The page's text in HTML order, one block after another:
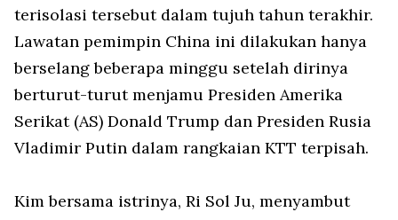
terisolasi tersebut dalam tujuh tahun terakhir.
Lawatan pemimpin China ini dilakukan hanya
berselang beberapa minggu setelah dirinya
berturut-turut menjamu Presiden Amerika
Serikat (AS) Donald Trump dan Presiden Rusia
Vladimir Putin dalam rangkaian KTT terpisah.
Kim bersama istrinya, Ri Sol Ju, menyambut